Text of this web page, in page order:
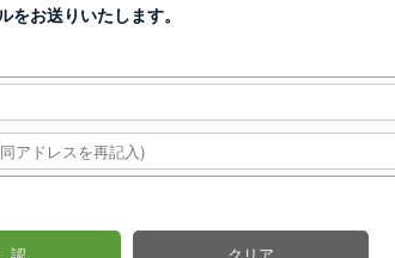
お送りいたします。